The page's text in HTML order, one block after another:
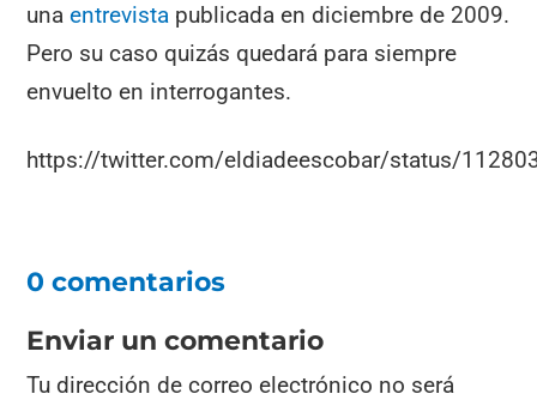
unaentrevista publicada en diciembre de 2009.
Pero su caso quizás quedará para siempre
envuelto en interrogantes.
https://twitter.com/eldiadeescobar/status/
0 comentarios
Enviar un comentario
Tu dirección de correo electrónico no será